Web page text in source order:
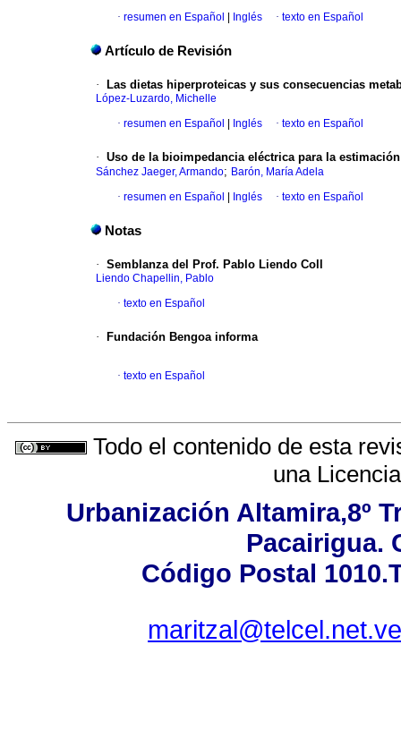
· resumen en Español Inglés · texto en Español
Artículo de Revisión
· Las dietas hiperproteicas y sus consecuencias
López-Luzardo, Michelle
· resumen en Español Inglés · texto en Español
· Uso de la bioimpedancia eléctrica para la
Sánchez Jaeger, Armando; Barón, María Adela
· resumen en Español Inglés · texto en Español
Notas
· Semblanza del Prof. Pablo Liendo Coll
Liendo Chapellin, Pablo
· texto en Español
· Fundación Bengoa informa
· texto en Español
Todo el contenido de esta
una
Urbanización Altamira,8º
Pacairigua.
Código Postal